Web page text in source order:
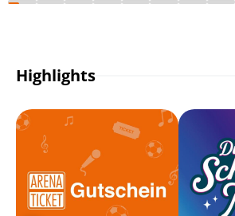
Highlights